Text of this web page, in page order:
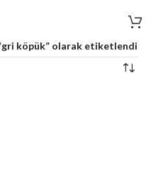
köpük” olarak etiketlendi